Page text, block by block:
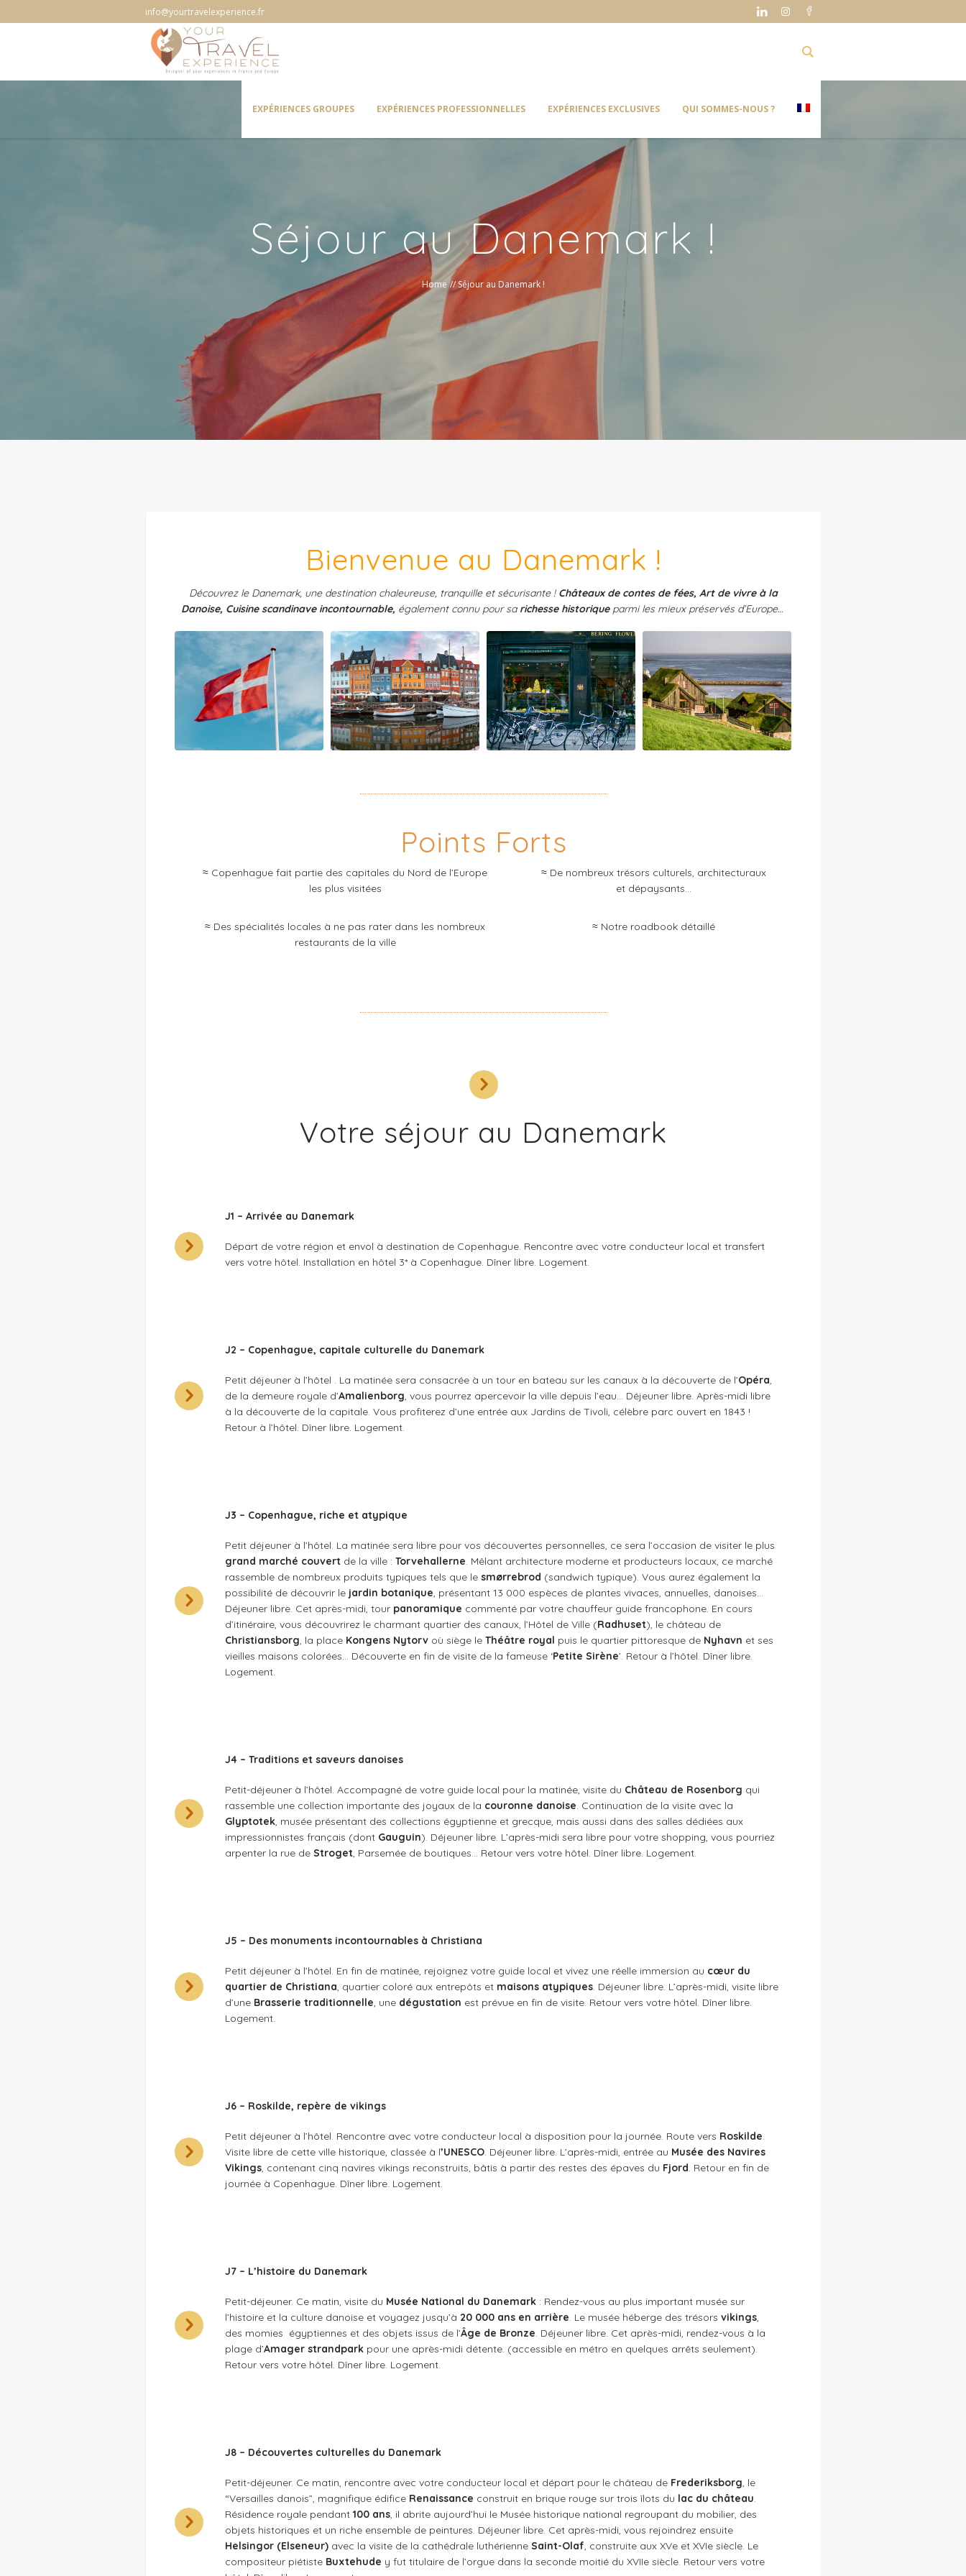
info@yourtravelexperience.fr
EXPÉRIENCES GROUPES EXPÉRIENCES PROFESSIONNELLES EXPÉRIENCES EXCLUSIVES QUI SOMMES-NOUS ?
Séjour au Danemark !
Home //Séjour au Danemark !
Bienvenue au Danemark !
Découvrez le Danemark, une destination chaleureuse, tranquille et sécurisante ! Châteaux de contes de fées, Art de vivre à la
Danoise, Cuisine scandinave incontournable, également connu pour sarichesse historique parmi les mieux préservés d’Europe…
Points Forts
≈ Copenhague fait partie des capitales du Nord de l’Europe
les plus visitées
≈ De nombreux trésors culturels, architecturaux
et dépaysants…
≈ Des spécialités locales à ne pas rater dans les nombreux
restaurants de la ville​
≈ Notre roadbook détaillé
Votre séjour au Danemark
J1 – Arrivée au Danemark
Départ de votre région et envol à destination de Copenhague. Rencontre avec votre conducteur local et transfert
vers votre hôtel. Installation en hôtel 3* à Copenhague. Dîner libre. Logement.
J2 – Copenhague, capitale culturelle du Danemark
Petit déjeuner à l’hôtel . La matinée sera consacrée à un tour en bateau sur les canaux à la découverte de l’Opéra,
de la demeure royale d’Amalienborg, vous pourrez apercevoir la ville depuis l’eau… Déjeuner libre. Après-midi libre
à la découverte de la capitale. Vous profiterez d’une entrée aux Jardins de Tivoli, célèbre parc ouvert en 1843 !
Retour à l’hôtel. Dîner libre. Logement.
J3 – Copenhague, riche et atypique
Petit déjeuner à l’hôtel. La matinée sera libre pour vos découvertes personnelles, ce sera l’occasion de visiter le plus
grand marché couvertde la ville : Torvehallerne. Mêlant architecture moderne et producteurs locaux, ce marché
rassemble de nombreux produits typiques tels que le smørrebrod (sandwich typique). Vous aurez également la
possibilité de découvrir le jardin botanique, présentant 13 000 espèces de plantes vivaces, annuelles, danoises…
Déjeuner libre. Cet après-midi, tour panoramique commenté par votre chauffeur guide francophone. En cours
d’itinéraire, vous découvrirez le charmant quartier des canaux, l’Hôtel de Ville (Radhuset), le château de
Christiansborg, la place Kongens Nytorvoù siège le Théâtre royal puis le quartier pittoresque de Nyhavn et ses
vieilles maisons colorées… Découverte en fin de visite de la fameuse ‘Petite Sirène’. Retour à l’hôtel. Dîner libre.
Logement.
J4 – Traditions et saveurs danoises
Petit-déjeuner à l’hôtel. Accompagné de votre guide local pour la matinée, visite du Château de Rosenborg qui
rassemble une collection importante des joyaux de la couronne danoise. Continuation de la visite avec la
Glyptotek, musée présentant des collections égyptienne et grecque, mais aussi dans des salles dédiées aux
impressionnistes français (dont Gauguin). Déjeuner libre. L’après-midi sera libre pour votre shopping, vous pourriez
arpenter la rue de Stroget, Parsemée de boutiques… Retour vers votre hôtel. Dîner libre. Logement.
J5 – Des monuments incontournables à Christiana
Petit déjeuner à l’hôtel. En fin de matinée, rejoignez votre guide local et vivez une réelle immersion au cœur du
quartier de Christiana, quartier coloré aux entrepôts et maisons atypiques. Déjeuner libre. L’après-midi, visite libre
d’une Brasserie traditionnelle, une dégustation est prévue en fin de visite. Retour vers votre hôtel. Dîner libre.
Logement.
J6 – Roskilde, repère de vikings
Petit déjeuner à l’hôtel. Rencontre avec votre conducteur local à disposition pour la journée. Route vers Roskilde.
Visite libre de cette ville historique, classée à l’UNESCO. Déjeuner libre. L’après-midi, entrée au Musée des Navires
Vikings, contenant cinq navires vikings reconstruits, bâtis à partir des restes des épaves du Fjord. Retour en fin de
journée à Copenhague. Dîner libre. Logement.
J7 – L’histoire du Danemark
Petit-déjeuner. Ce matin, visite du Musée National du Danemark: Rendez-vous au plus important musée sur
l’histoire et la culture danoise et voyagez jusqu’à 20 000 ans en arrière. Le musée héberge des trésors vikings,
des momies égyptiennes et des objets issus de l’Âge de Bronze. Déjeuner libre. Cet après-midi, rendez-vous à la
plage d’Amager strandparkpour une après-midi détente. (accessible en métro en quelques arrêts seulement).
Retour vers votre hôtel. Dîner libre. Logement.
J8 – Découvertes culturelles du Danemark
Petit-déjeuner. Ce matin, rencontre avec votre conducteur local et départ pour le château de Frederiksborg, le
“Versailles danois”, magnifique édifice Renaissance construit en brique rouge sur trois îlots du lac du château.
Résidence royale pendant 100 ans, il abrite aujourd’hui le Musée historique national regroupant du mobilier, des
objets historiques et un riche ensemble de peintures. Déjeuner libre. Cet après-midi, vous rejoindrez ensuite
Helsingor (Elseneur)avec la visite de la cathédrale luthérienne Saint-Olaf, construite aux XVe et XVIe siècle. Le
compositeur piétiste Buxtehude y fut titulaire de l’orgue dans la seconde moitié du XVIIe siècle. Retour vers votre